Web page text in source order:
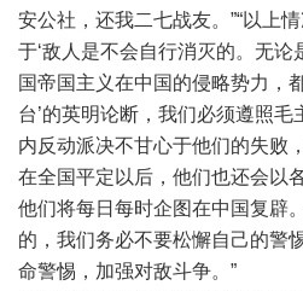
安公社，还我二七战友。”“以上
于‘敌人是不会自行消灭的。无
国帝国主义在中国的侵略势力，
台’的英明论断，我们必须遵照毛
内反动派决不甘心于他们的失败
在全国平定以后，他们也还会以
他们将每日每时企图在中国复辟
的，我们务必不要松懈自己的警
命警惕，加强对敌斗争。”